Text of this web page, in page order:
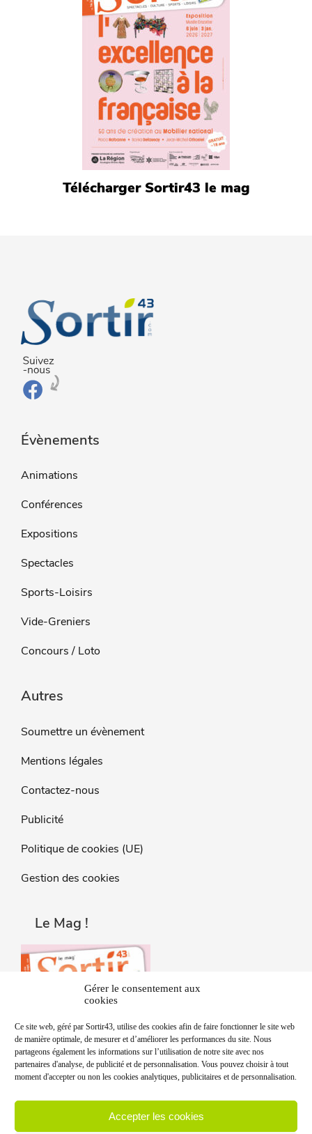
Gérer le consentement aux
cookies
Ce site web, géré par Sortir43, utilise des cookies afin de faire fonctionner le site web
de manière optimale, de mesurer et d’améliorer les performances du site. Nous
partageons également les informations sur l’utilisation de notre site avec nos
partenaires d'analyse, de publicité et de personnalisation. Vous pouvez choisir à tout
moment d'accepter ou non les cookies analytiques, publicitaires et de personnalisation.
Accepter les cookies
Télécharger Sortir43 le mag
Évènements
Animations
Conférences
Expositions
Spectacles
Sports-Loisirs
Vide-Greniers
Concours / Loto
Autres
Soumettre un évènement
Mentions légales
Contactez-nous
Publicité
Politique de cookies (UE)
Gestion des cookies
Le Mag !